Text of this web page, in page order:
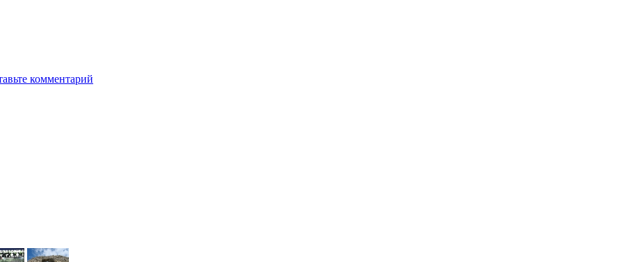
комментарий